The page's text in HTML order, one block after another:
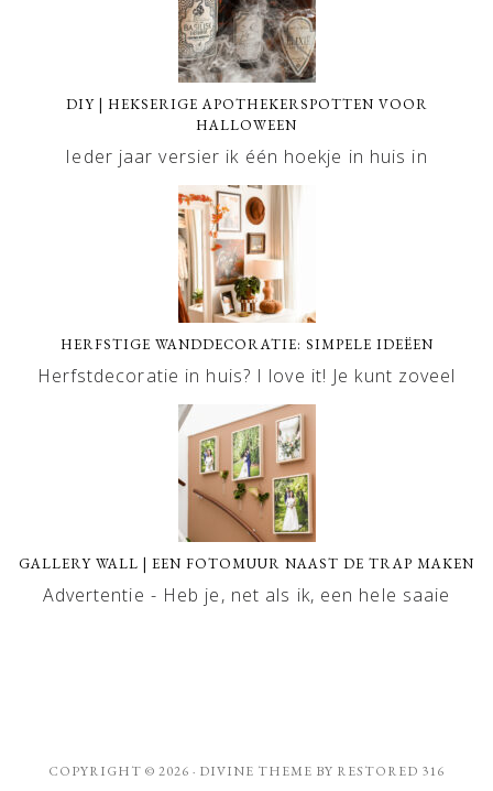
DIY | HEKSERIGE APOTHEKERSPOTTEN VOOR
HALLOWEEN
Ieder jaar versier ik één hoekje in huis in
HERFSTIGE WANDDECORATIE: SIMPELE IDEËEN
Herfstdecoratie in huis? I love it! Je kunt zoveel
GALLERY WALL | EEN FOTOMUUR NAAST DE TRAP MAKEN
Advertentie - Heb je, net als ik, een hele saaie
COPYRIGHT © 2026 · DIVINE THEME BY RESTORED 316